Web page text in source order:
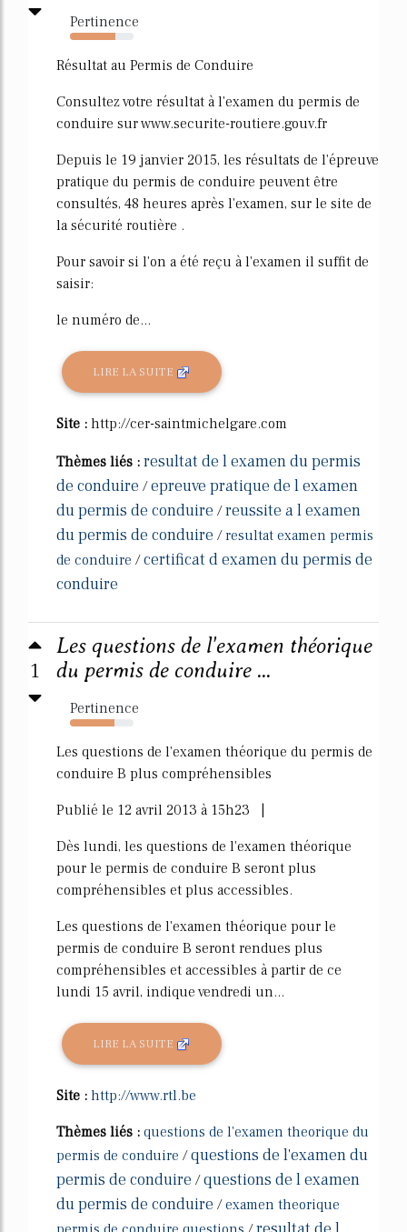
Pertinence
72%
Résultat au Permis de Conduire
Consultez votre résultat à l'examen du permis de
conduire sur www.securite-routiere.gouv.fr
Depuis le 19 janvier 2015, les résultats de l'épreuve
pratique du permis de conduire peuvent être
consultés, 48 heures après l'examen, sur le site de
la sécurité routière .
Pour savoir si l'on a été reçu à l'examen il suffit de
saisir:
le numéro de...
LIRE LA SUITE
Site : http://cer-saintmichelgare.com
Thèmes liés : resultat de l examen du permis
de conduire /epreuve pratique de l examen
du permis de conduire /reussite a l examen
du permis de conduire /resultat examen permis
de conduire /certificat d examen du permis de
conduire
1
Les questions de l'examen théorique
du permis de conduire ...
Pertinence
70%
Les questions de l'examen théorique du permis de
conduire B plus compréhensibles
Publié le 12 avril 2013 à 15h23 |
Dès lundi, les questions de l'examen théorique
pour le permis de conduire B seront plus
compréhensibles et plus accessibles.
Les questions de l'examen théorique pour le
permis de conduire B seront rendues plus
compréhensibles et accessibles à partir de ce
lundi 15 avril, indique vendredi un...
LIRE LA SUITE
Site : http://www.rtl.be
Thèmes liés : questions de l'examen theorique du
permis de conduire /questions de l'examen du
permis de conduire /questions de l examen
du permis de conduire /examen theorique